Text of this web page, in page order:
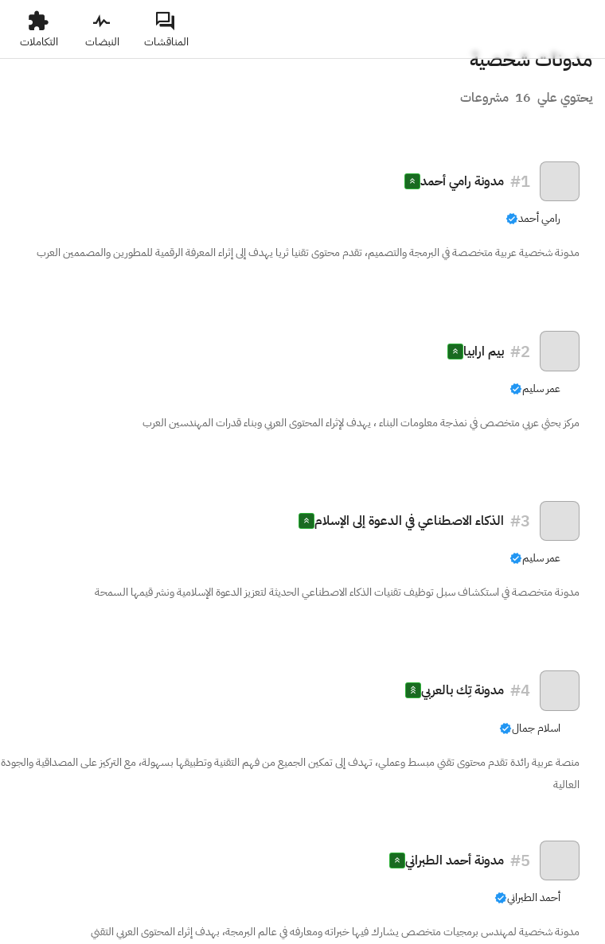
المناقشات النبضات التكاملات
مدونات شخصية
يحتوي علي 16 مشروعات
#1 مدونة رامي أحمد
رامي أحمد
مدونة شخصية عربية متخصصة في البرمجة والتصميم، تقدم محتوى تقنيا ثريا يهدف إلى إثراء المعرفة الرقمية للمطورين والمصممين العرب
#2 بيم ارابيا
عمر سليم
مركز بحثي عربي متخصص في نمذجة معلومات البناء ، يهدف لإثراء المحتوى العربي وبناء قدرات المهندسين العرب
#3 الذكاء الاصطناعي في الدعوة إلى الإسلام
عمر سليم
مدونة متخصصة في استكشاف سبل توظيف تقنيات الذكاء الاصطناعي الحديثة لتعزيز الدعوة الإسلامية ونشر قيمها السمحة
#4 مدونة تِك بالعربي
اسلام جمال
منصة عربية رائدة تقدم محتوى تقني مبسط وعملي، تهدف إلى تمكين الجميع من فهم التقنية وتطبيقها بسهولة، مع التركيز على المصداقية والجودة
العالية
#5 مدونة أحمد الطبراني
أحمد الطبراني
مدونة شخصية لمهندس برمجيات متخصص يشارك فيها خبراته ومعارفه في عالم البرمجة، بهدف إثراء المحتوى العربي التقني